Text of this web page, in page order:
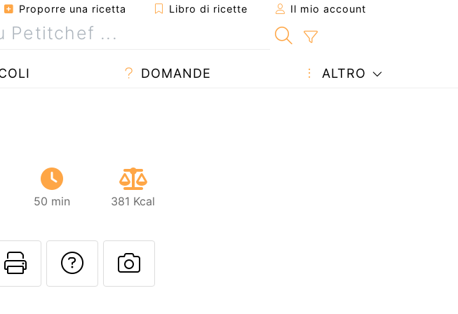
Proporre una ricetta Libro di ricette Il mio account
DOMANDE ALTRO
50 min 381 Kcal
questa ricetta ad un amico
Stampa la ricetta
Contatta l'autore della Ricetta
Pubblica la foto di questa